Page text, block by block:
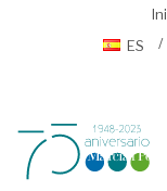
ES